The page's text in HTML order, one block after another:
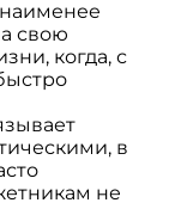
свою
когда, с
в
не